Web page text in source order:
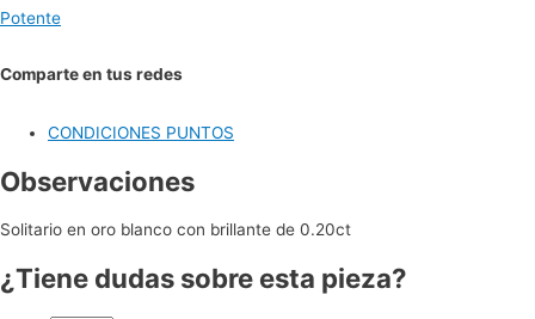
Potente
Comparte en tus redes
CONDICIONES PUNTOS
Observaciones
Solitario en oro blanco con brillante de 0.20ct
¿Tiene dudas sobre esta pieza?